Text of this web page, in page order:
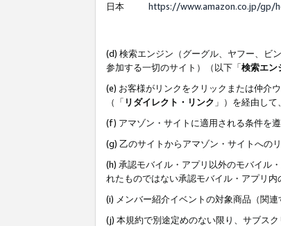
日本
https://www.amazon.co.jp/gp/
(d) 検索エンジン（グーグル、ヤフー、ビ
参加する一切のサイト）（以下「検索エン
(e) お客様がリンクをクリックまたは仲介
（「 リダイレクト・リンク 」）を経由し
(f) アマゾン・サイトに適用される条件を
(g) 乙のサイトからアマゾン・サイトへの
(h) 承認モバイル・アプリ以外のモバイル
れたものではない承認モバイル・アプリ内
(i) メンバー紹介イベントの対象商品（関
(j) 本規約で別途定めのない限り、サブス